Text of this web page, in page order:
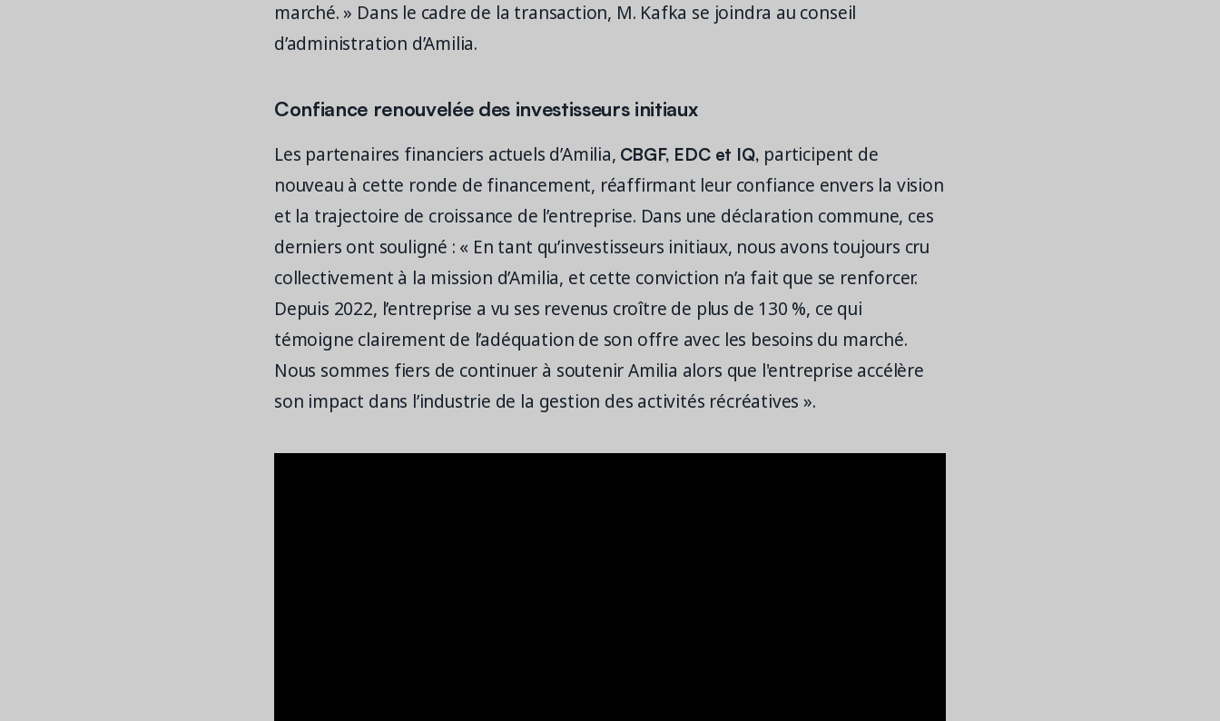
marché. » Dans le cadre de la transaction, M. Kafka se joindra au conseil
d’administration d’Amilia.
Confiance renouvelée des investisseurs initiaux
Les partenaires financiers actuels d’Amilia, CBGF, EDC et IQ, participent de
nouveau à cette ronde de financement, réaffirmant leur confiance envers la vision
et la trajectoire de croissance de l’entreprise. Dans une déclaration commune, ces
derniers ont souligné : « En tant qu’investisseurs initiaux, nous avons toujours cru
collectivement à la mission d’Amilia, et cette conviction n’a fait que se renforcer.
Depuis 2022, l’entreprise a vu ses revenus croître de plus de 130 %, ce qui
témoigne clairement de l’adéquation de son offre avec les besoins du marché.
Nous sommes fiers de continuer à soutenir Amilia alors que l'entreprise accélère
son impact dans l’industrie de la gestion des activités récréatives ».